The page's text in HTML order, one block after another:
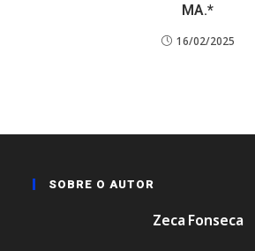
MA.*
16/02/2025
SOBRE O AUTOR
Zeca Fonseca